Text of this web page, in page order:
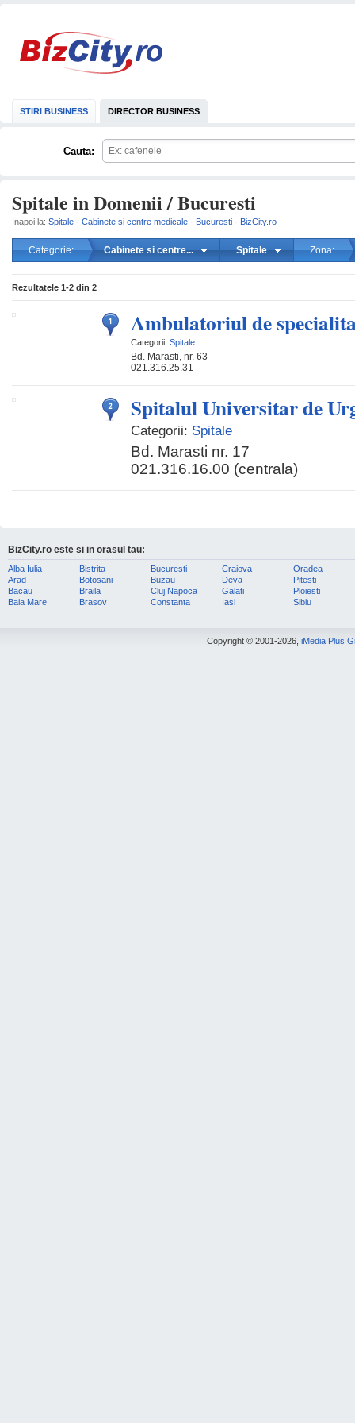
STIRI BUSINESS DIRECTOR BUSINESS
Cauta:
Spitale in Domenii / Bucuresti
Inapoi la: Spitale · Cabinete si centre medicale · Bucuresti · BizCity.ro
Categorie: Cabinete si centre... Spitale Zona:
Rezultatele 1-2 din 2
Ambulatoriul de
Categorii: Spitale
Bd. Marasti, nr. 63
021.316.25.31
Spitalul Universitar de
Categorii: Spitale
Bd. Marasti nr. 17
021.316.16.00 (centrala)
BizCity.ro este si in orasul tau:
Alba Iulia
Arad
Bacau
Baia Mare
Bistrita
Botosani
Braila
Brasov
Bucuresti
Buzau
Cluj Napoca
Constanta
Craiova
Deva
Galati
Iasi
Oradea
Pitesti
Ploiesti
Sibiu
Copyright © 2001-2026, iMedia Plus